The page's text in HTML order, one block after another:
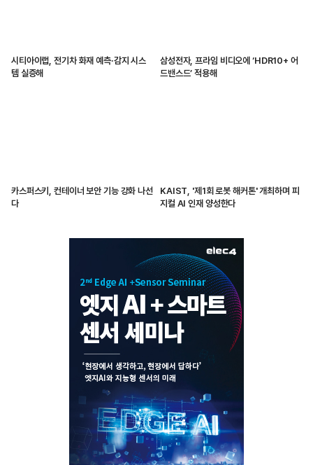
시티아이랩, 전기차 화재 예측·감지 시스
템 실증해
삼성전자, 프라임 비디오에 ‘HDR10+ 어
드밴스드’ 적용해
카스퍼스키, 컨테이너 보안 기능 강화 나선
다
KAIST, '제1회 로봇 해커톤' 개최하며 피
지컬 AI 인재 양성한다